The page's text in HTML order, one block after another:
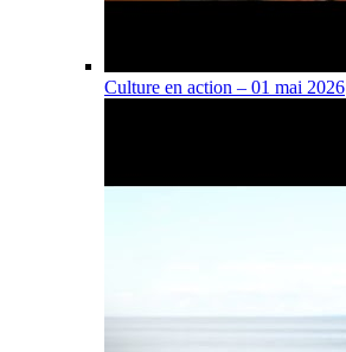
Culture en action – 01 mai 2026